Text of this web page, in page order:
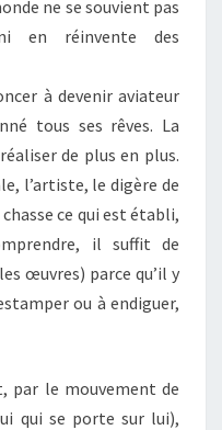
ne se souvient pas
en réinvente des
à devenir aviateur
tous ses rêves. La
de plus en plus.
l’artiste, le digère de
ce qui est établi,
il suffit de
œuvres) parce qu’il y
ou à endiguer,
par le mouvement de
qui se porte sur lui),